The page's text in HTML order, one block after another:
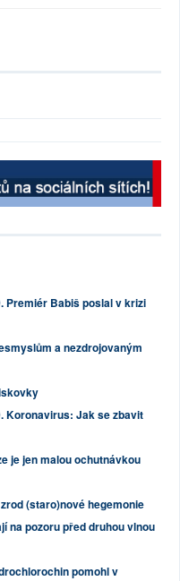
Premiér Babiš poslal v krizi
a nezdrojovaným
Koronavirus: Jak se zbavit
je jen malou ochutnávkou
(staro)nové hegemonie
na pozoru před druhou vlnou
pomohl v